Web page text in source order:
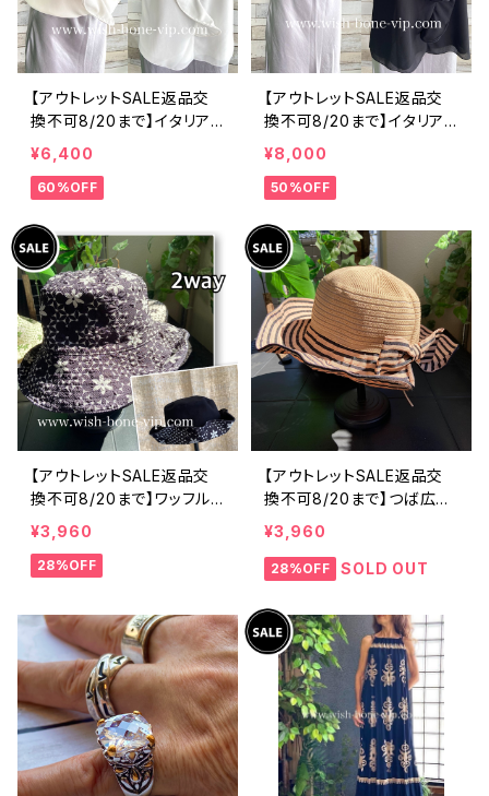
【アウトレットSALE返品交
換不可8/20まで】イタリア
製 CASADEILUCA ITALY
｜前フリル＆BIGフリルトッ
プス /ホワイト
¥6,400
60%OFF
【アウトレットSALE返品交
換不可8/20まで】イタリア
製 CASADEILUCA ITALY
｜前フリル＆BIGフリルトッ
プス /ブラック
¥8,000
50%OFF
【アウトレットSALE返品交
換不可8/20まで】ワッフル
立体フラワー＆無地 2way
リバーシブルハット・ワイヤ
ー入り変形ハット・フラワー
¥3,960
28%OFF
【アウトレットSALE返品交
換不可8/20まで】つば広サ
マーハット・通気性・軽量 ワ
イヤー入りハット ボーダー
＆BIGリボン・女優帽 UV/紫
帽子【ベージュ】
¥3,960
28%OFF SOLD OUT